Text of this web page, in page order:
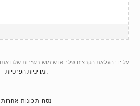
על ידי העלאת הקבצים שלך או שימוש בשירות שלנו
ומדיניות הפרטיות .
נסה תכונות אחרות